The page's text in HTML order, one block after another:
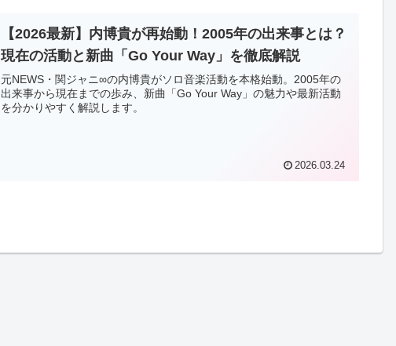
【2026最新】内博貴が再始動！2005年の出来事とは？
現在の活動と新曲「Go Your Way」を徹底解説
元NEWS・関ジャニ∞の内博貴がソロ音楽活動を本格始動。2005年の
出来事から現在までの歩み、新曲「Go Your Way」の魅力や最新活動
を分かりやすく解説します。
2026.03.24